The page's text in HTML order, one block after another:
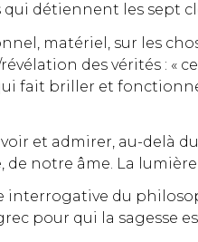
détiennent les sept
matériel, sur les
des vérités : «
fait briller et
et admirer, au-delà
notre âme. La lumière
interrogative du
pour qui la sagesse